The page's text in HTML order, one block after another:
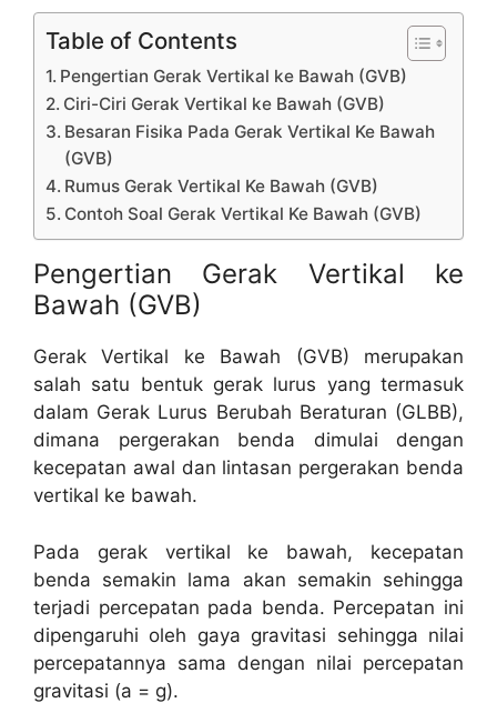
Table of Contents
Pengertian Gerak Vertikal ke Bawah (GVB)
Ciri-Ciri Gerak Vertikal ke Bawah (GVB)
Besaran Fisika Pada Gerak Vertikal Ke Bawah
(GVB)
Rumus Gerak Vertikal Ke Bawah (GVB)
Contoh Soal Gerak Vertikal Ke Bawah (GVB)
Pengertian Gerak Vertikal ke
Bawah (GVB)
Gerak Vertikal ke Bawah (GVB) merupakan
salah satu bentuk gerak lurus yang termasuk
dalam Gerak Lurus Berubah Beraturan (GLBB),
dimana pergerakan benda dimulai dengan
kecepatan awal dan lintasan pergerakan benda
vertikal ke bawah.
Pada gerak vertikal ke bawah, kecepatan
benda semakin lama akan semakin sehingga
terjadi percepatan pada benda. Percepatan ini
dipengaruhi oleh gaya gravitasi sehingga nilai
percepatannya sama dengan nilai percepatan
gravitasi (a = g).